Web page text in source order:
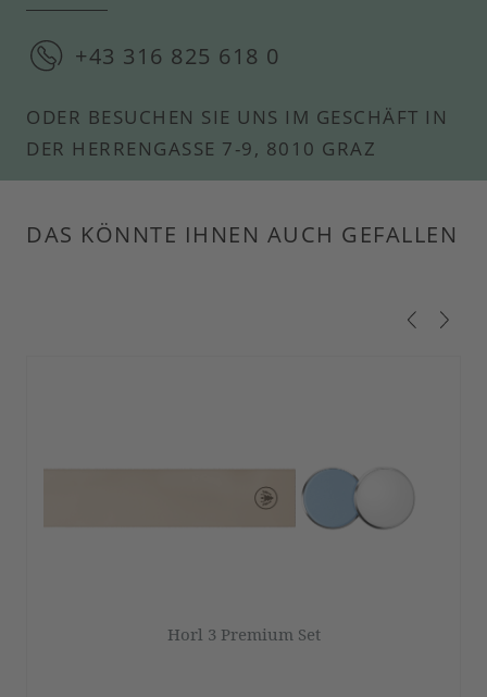
+43 316 825 618 0
ODER BESUCHEN SIE UNS IM GESCHÄFT IN
DER HERRENGASSE 7-9, 8010 GRAZ
DAS KÖNNTE IHNEN AUCH GEFALLEN
Horl 3 Premium Set